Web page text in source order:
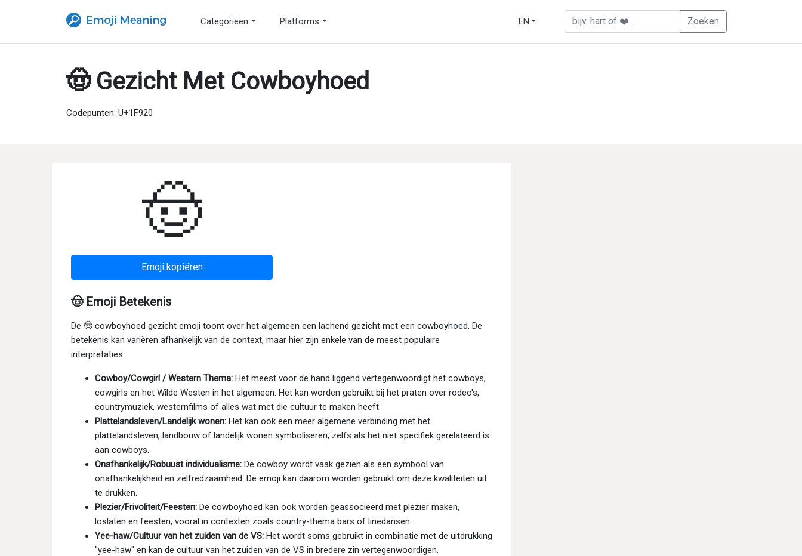
Categorieën Platforms EN
🤠 Gezicht Met Cowboyhoed
Codepunten: U+1F920
🤠
Emoji kopiëren
🤠 Emoji Betekenis
De 🤠 cowboyhoed gezicht emoji toont over het algemeen een lachend gezicht met een cowboyhoed. De
betekenis kan variëren afhankelijk van de context, maar hier zijn enkele van de meest populaire
interpretaties:
Cowboy/Cowgirl / Western Thema: Het meest voor de hand liggend vertegenwoordigt het cowboys,
cowgirls en het Wilde Westen in het algemeen. Het kan worden gebruikt bij het praten over rodeo's,
countrymuziek, westernfilms of alles wat met die cultuur te maken heeft.
Plattelandsleven/Landelijk wonen: Het kan ook een meer algemene verbinding met het
plattelandsleven, landbouw of landelijk wonen symboliseren, zelfs als het niet specifiek gerelateerd is
aan cowboys.
Onafhankelijk/Robuust individualisme: De cowboy wordt vaak gezien als een symbool van
onafhankelijkheid en zelfredzaamheid. De emoji kan daarom worden gebruikt om deze kwaliteiten uit
te drukken.
Plezier/Frivoliteit/Feesten: De cowboyhoed kan ook worden geassocieerd met plezier maken,
loslaten en feesten, vooral in contexten zoals country-thema bars of linedansen.
Yee-haw/Cultuur van het zuiden van de VS: Het wordt soms gebruikt in combinatie met de uitdrukking
"yee-haw" en kan de cultuur van het zuiden van de VS in bredere zin vertegenwoordigen.